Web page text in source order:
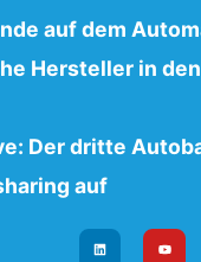
auf dem
Hersteller in
Der dritte
auf